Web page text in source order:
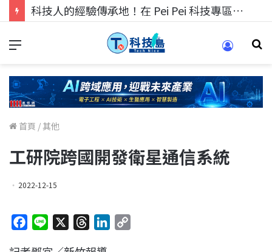
科技人找工作，就到TECH+ 科技專區!
首頁 /其他
工研院跨國開發衛星通信系統
2022-12-15